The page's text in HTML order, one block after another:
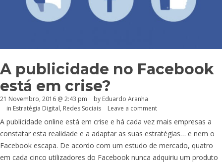
A publicidade no Facebook
está em crise?
21 Novembro, 2016 @ 2:43 pm by Eduardo Aranha
in Estratégia Digital, Redes Sociais Leave a comment
A publicidade online está em crise e há cada vez mais empresas a
constatar esta realidade e a adaptar as suas estratégias… e nem o
Facebook escapa. De acordo com um estudo de mercado, quatro
em cada cinco utilizadores do Facebook nunca adquiriu um produto